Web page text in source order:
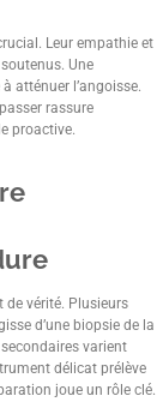
Leur empathie et
Une
atténuer l’angoisse.
rassure
proactive.
de vérité. Plusieurs
d’une biopsie de la
varient
délicat prélève
joue un rôle clé.